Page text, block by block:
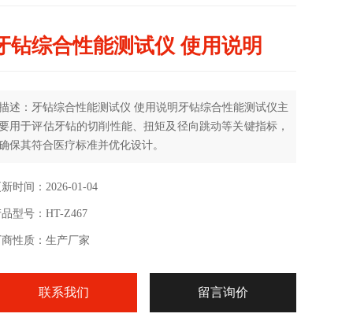
钻综合性能测试仪 使用说明
述：牙钻综合性能测试仪 使用说明牙钻综合性能测试仪主
用于评估牙钻的切削性能、扭矩及径向跳动等关键指标，
保其符合医疗标准并优化设计。
时间：2026-01-04
型号：HT-Z467
性质：生产厂家
联系我们 留言询价